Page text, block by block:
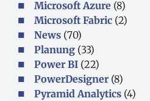
Microsoft Azure (8)
Microsoft Fabric (2)
News (70)
Planung (33)
Power BI (22)
PowerDesigner (8)
Pyramid Analytics (4)